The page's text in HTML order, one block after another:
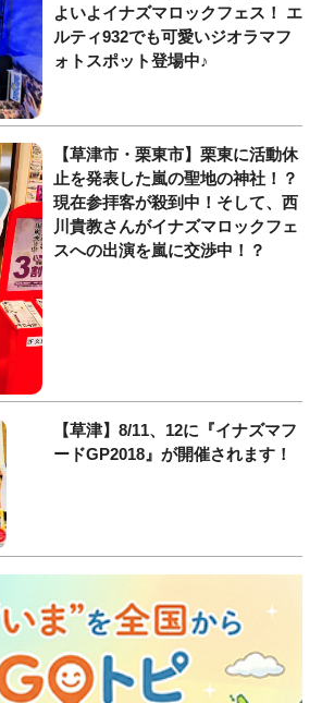
よいよイナズマロックフェス！ エ
ルティ932でも可愛いジオラマフ
ォトスポット登場中♪
【草津市・栗東市】栗東に活動休
止を発表した嵐の聖地の神社！？
現在参拝客が殺到中！そして、西
川貴教さんがイナズマロックフェ
スへの出演を嵐に交渉中！？
【草津】8/11、12に『イナズマフ
ードGP2018』が開催されます！